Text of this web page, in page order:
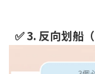
✅ 3. 反向划船